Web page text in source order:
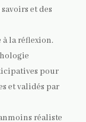
et des
la réflexion.
pour
et validés par
réaliste